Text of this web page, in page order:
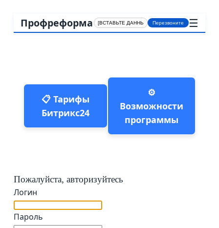
Профреформа ☰
Перезвоните
📋 Тарифы
Битрикс24
⚙️
Возможности
программы
Пожалуйста, авторизуйтесь
Логин
Пароль